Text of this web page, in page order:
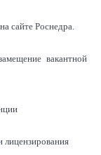
сайте Роснедра.
вакантной
лицензирования